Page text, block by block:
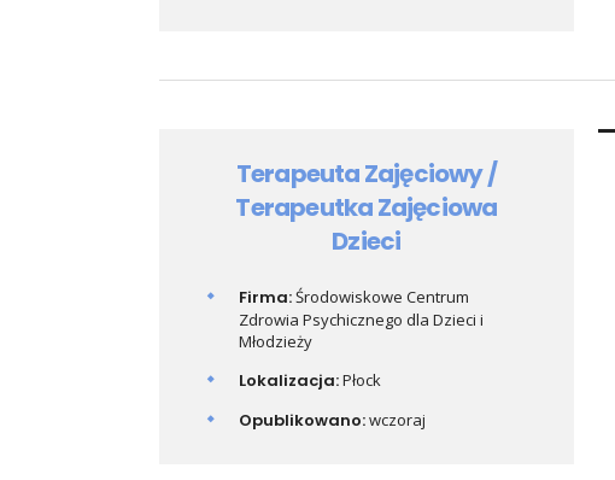
Terapeuta Zajęciowy /
Terapeutka Zajęciowa
Dzieci
Firma:Środowiskowe Centrum
Zdrowia Psychicznego dla Dzieci i
Młodzieży
Lokalizacja:Płock
Opublikowano:wczoraj